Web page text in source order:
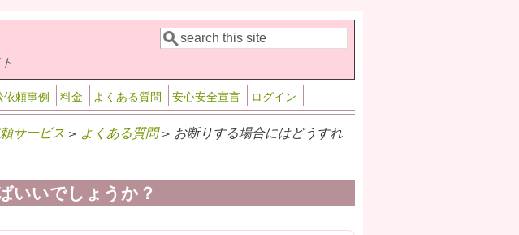
検索フォーム
検索
依頼事例 料金 よくある質問 安心安全宣言 ログイン
サービス > よくある質問> お断りする場合にはどうすれ
いいでしょうか？